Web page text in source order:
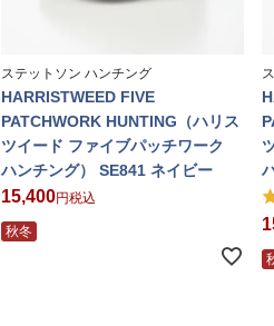
ステットソン ハンチング
HARRISTWEED FIVE
PATCHWORK HUNTING（ハリス
ツイード ファイブパッチワーク
ハンチング） SE841 ネイビー
15,400 税込
秋冬